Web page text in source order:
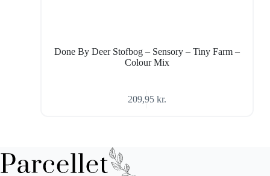
Done By Deer Stofbog – Sensory – Tiny Farm –
Colour Mix
209,95 kr.